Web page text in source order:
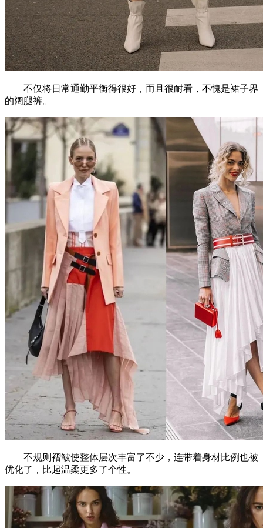
不仅将日常通勤平衡得很好，而且很耐看，不愧是裙子界
的阔腿裤。
不规则褶皱使整体层次丰富了不少，连带着身材比例也被
优化了，比起温柔更多了个性。